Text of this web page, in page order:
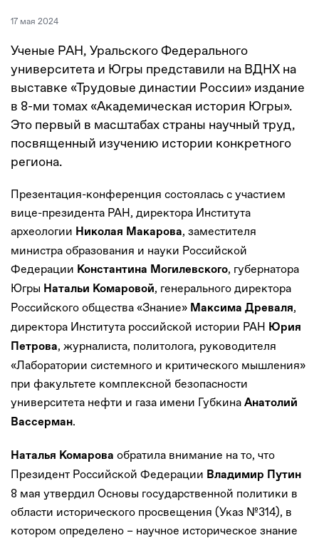
17 мая 2024
Ученые РАН, Уральского Федерального
университета и Югры представили на ВДНХ на
выставке «Трудовые династии России» издание
в 8-ми томах «Академическая история Югры».
Это первый в масштабах страны научный труд,
посвященный изучению истории конкретного
региона.
Презентация-конференция состоялась с участием
вице-президента РАН, директора Института
археологии Николая Макарова, заместителя
министра образования и науки Российской
Федерации Константина Могилевского, губернатора
Югры Натальи Комаровой, генерального директора
Российского общества «Знание» Максима Древаля,
директора Института российской истории РАН Юрия
Петрова, журналиста, политолога, руководителя
«Лаборатории системного и критического мышления»
при факультете комплексной безопасности
университета нефти и газа имени Губкина Анатолий
Вассерман.
Наталья Комарова обратила внимание на то, что
Президент Российской Федерации Владимир Путин
8 мая утвердил Основы государственной политики в
области исторического просвещения (Указ №314), в
котором определено – научное историческое знание